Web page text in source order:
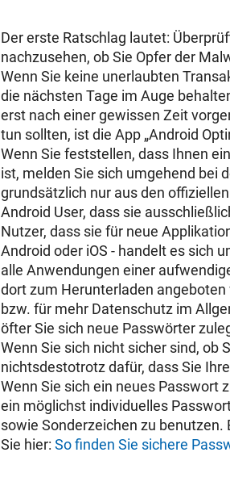
Der erste Ratschlag lautet:
nachzusehen, ob Sie Opfer der
Wenn Sie keine unerlaubten
die nächsten Tage im Auge
erst nach einer gewissen Zeit
tun sollten, ist die App „Android
Wenn Sie feststellen, dass Ihnen
ist, melden Sie sich umgehend bei
grundsätzlich nur aus den
Android User, dass sie
Nutzer, dass sie für neue
Android oder iOS - handelt es sich
alle Anwendungen einer
dort zum Herunterladen
bzw. für mehr Datenschutz im
öfter Sie sich neue Passwörter
Wenn Sie sich nicht sicher sind, ob
nichtsdestotrotz dafür, dass Sie
Wenn Sie sich ein neues Passwort
ein möglichst individuelles
sowie Sonderzeichen zu
Sie hier: So finden Sie sichere